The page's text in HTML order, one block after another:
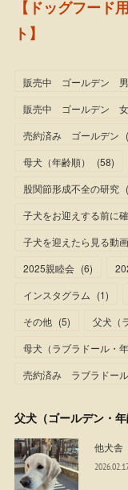
【ドッグフー
ト】
販売中 ゴールデン
販売中 ゴールデン
売約済み ゴールデン
母犬（年齢順）
(58)
股関節形成不全の研究
子犬をお迎えする前に
子犬を迎えたら見る動画
2025親睦会 (6)
インスタグラム (1)
その他 (5) 父犬（
母犬（ラブラドール・年
売約済み ラブラドール
父犬（ゴールデン・年
他犬